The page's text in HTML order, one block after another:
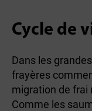
Cycle de
Dans les
frayères
migration de frai
Comme les